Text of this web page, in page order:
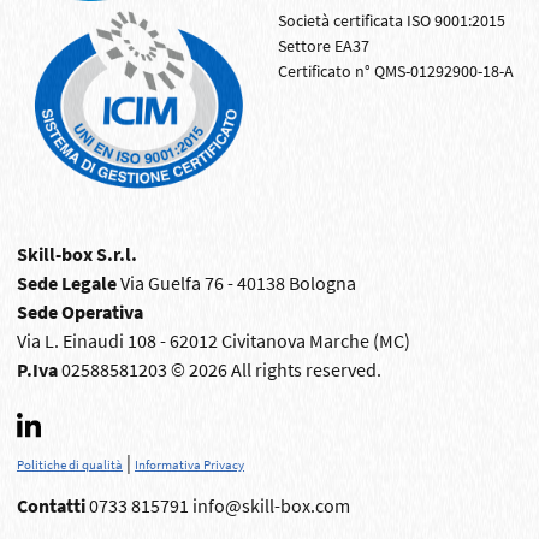
Società certificata ISO 9001:2015
Settore EA37
Certificato n° QMS-01292900-18-A
Skill-box S.r.l.
Sede LegaleVia Guelfa 76 - 40138 Bologna
Sede Operativa
Via L. Einaudi 108 - 62012 Civitanova Marche (MC)
P.Iva02588581203 © 2026 All rights reserved.
Politiche di qualità | Informativa Privacy
Contatti0733 815791 info@skill-box.com